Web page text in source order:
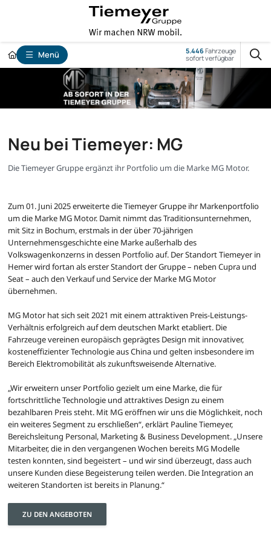
Menü 5.446Fahrzeuge
sofort verfügbar
Neu bei Tiemeyer: MG
Die Tiemeyer Gruppe ergänzt ihr Portfolio um die Marke MG Motor.
Zum 01. Juni 2025 erweiterte die Tiemeyer Gruppe ihr Markenportfolio
um die Marke MG Motor. Damit nimmt das Traditionsunternehmen,
mit Sitz in Bochum, erstmals in der über 70-jährigen
Unternehmensgeschichte eine Marke außerhalb des
Volkswagenkonzerns in dessen Portfolio auf. Der Standort Tiemeyer in
Hemer wird fortan als erster Standort der Gruppe – neben Cupra und
Seat – auch den Verkauf und Service der Marke MG Motor
übernehmen.
MG Motor hat sich seit 2021 mit einem attraktiven Preis-Leistungs-
Verhältnis erfolgreich auf dem deutschen Markt etabliert. Die
Fahrzeuge vereinen europäisch geprägtes Design mit innovativer,
kosteneffizienter Technologie aus China und gelten insbesondere im
Bereich Elektromobilität als zukunftsweisende Alternative.
„Wir erweitern unser Portfolio gezielt um eine Marke, die für
fortschrittliche Technologie und attraktives Design zu einem
bezahlbaren Preis steht. Mit MG eröffnen wir uns die Möglichkeit, noch
ein weiteres Segment zu erschließen“, erklärt Pauline Tiemeyer,
Bereichsleitung Personal, Marketing & Business Development. „Unsere
Mitarbeiter, die in den vergangenen Wochen bereits MG Modelle
testen konnten, sind begeistert – und wir sind überzeugt, dass auch
unsere Kunden diese Begeisterung teilen werden. Die Integration an
weiteren Standorten ist bereits in Planung.“
ZU DEN ANGEBOTEN